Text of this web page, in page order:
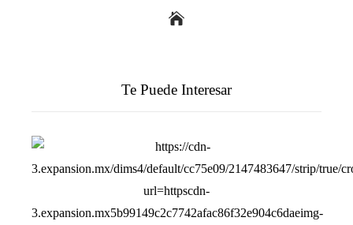
Te Puede Interesar